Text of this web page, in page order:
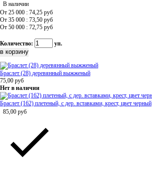
В наличии
От 25 000 : 74,25 руб
От 35 000 : 73,50 руб
От 50 000 : 72,75 руб
Количество: уп.
Браслет (28) деревянный выжженый
75,00 руб
Нет в наличии
Браслет (162) плетеный, с дер. вставками, крест, цвет черный
85,00 руб